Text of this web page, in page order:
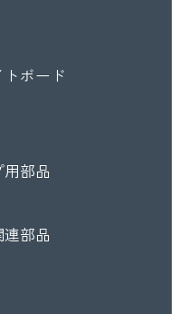
ボード
部品
部品